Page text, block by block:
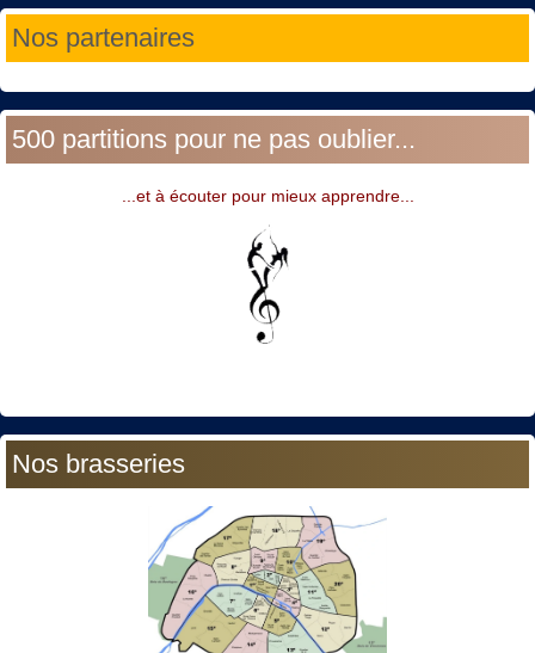
Nos partenaires
500 partitions pour ne pas oublier...
...et à écouter pour mieux apprendre...
Nos brasseries
Année
précédente
Mois
précédent
Année
suivante
Mois
suivant